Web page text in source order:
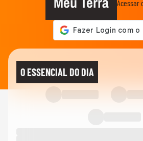
Brasil vai chegar
ainda busca o time
Neymar deve ir à
sobre físico e função
Seleção perdeu
Acessar
O ESSENCIAL DO DIA